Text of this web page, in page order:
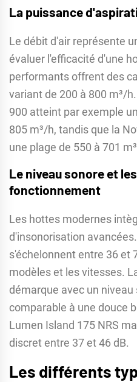
La puissance
Le débit d'air représente
évaluer l'efficacité d'une
performants offrent des
variant de 200 à 800 m³/
900 atteint par exemple
805 m³/h, tandis que la
une plage de 550 à 701
Le niveau sonore et
fonctionnement
Les hottes modernes
d'insonorisation
s'échelonnent entre 36 et
modèles et les vitesses.
démarque avec un
comparable à une douce
Lumen Island 175 NRS
discret entre 37 et 46 dB.
Les différents